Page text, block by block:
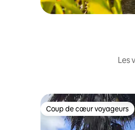
Les
Coup de cœur voyageurs
Coup de cœur voyageurs